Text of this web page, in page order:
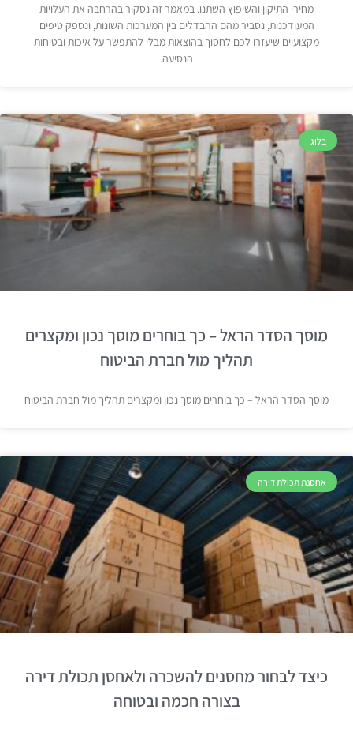
מחירי התיקון והשיפוץ השתנו. במאמר זה נסקור בהרחבה את העלויות
המעודכנות, נסביר מהם ההבדלים בין המערכות השונות, ונספק טיפים
מקצועיים שיעזרו לכם לחסוך בהוצאות מבלי להתפשר על איכות ובטיחות
הנסיעה.
בלוג
מוסך הסדר הראל – כך בוחרים מוסך נכון ומקצרים
תהליך מול חברת הביטוח
מוסך הסדר הראל – כך בוחרים מוסך נכון ומקצרים תהליך מול חברת הביטוח
אחסנת תכולת דירה
כיצד לבחור מחסנים להשכרה ולאחסן תכולת דירה
בצורה חכמה ובטוחה